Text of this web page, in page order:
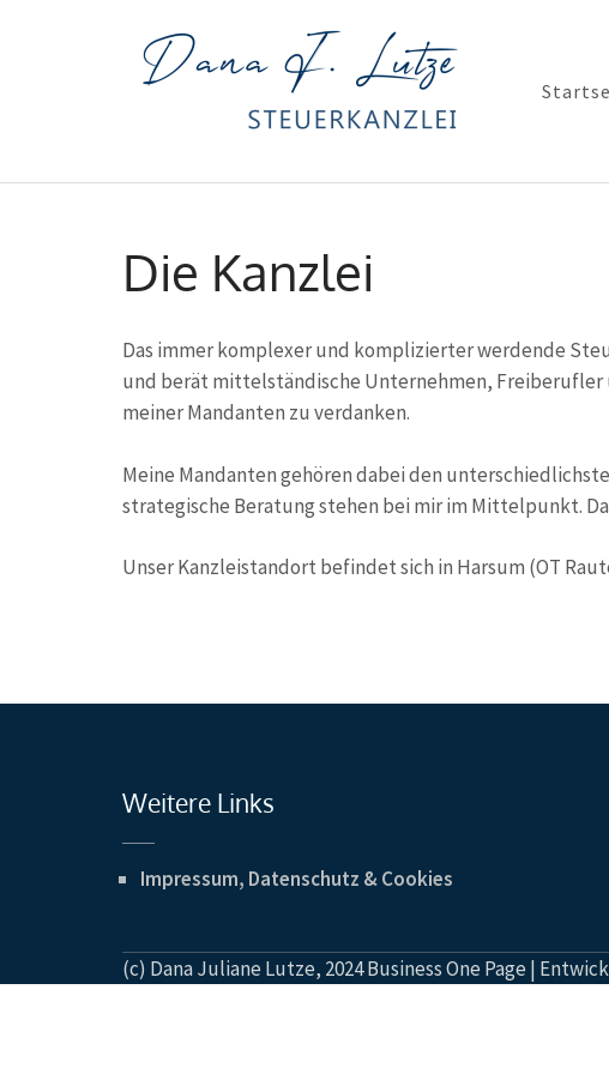
Die Kanzlei
Das immer komplexer und komplizierter werdende
und berät mittelständische Unternehmen, Freiberufler
meiner Mandanten zu verdanken.
Meine Mandanten gehören dabei den
strategische Beratung stehen bei mir im Mittelpunkt.
Unser Kanzleistandort befindet sich in Harsum (OT
Weitere Links
Impressum, Datenschutz & Cookies
(c) Dana Juliane Lutze, 2024 Business One Page |